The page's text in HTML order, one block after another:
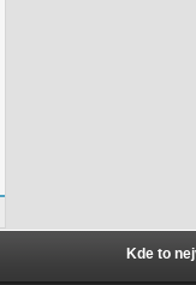
Kde to